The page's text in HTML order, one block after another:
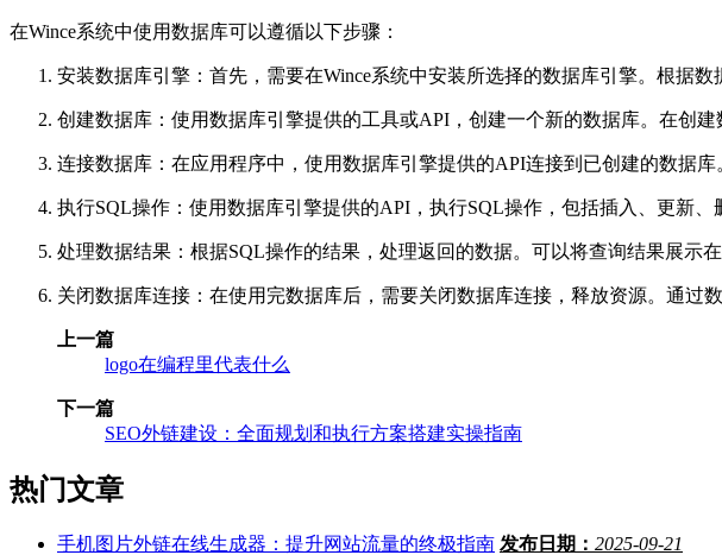
在Wince系统中使用数据库可以遵循以下步骤：
安装数据库引擎：首先，需要在Wince系统中安装所选择的数据库引擎。根据数
创建数据库：使用数据库引擎提供的工具或API，创建一个新的数据库。在创
连接数据库：在应用程序中，使用数据库引擎提供的API连接到已创建的数据
执行SQL操作：使用数据库引擎提供的API，执行SQL操作，包括插入、更新
处理数据结果：根据SQL操作的结果，处理返回的数据。可以将查询结果展示
关闭数据库连接：在使用完数据库后，需要关闭数据库连接，释放资源。通过
上一篇
logo在编程里代表什么
下一篇
SEO外链建设：全面规划和执行方案搭建实操指南
热门文章
手机图片外链在线生成器：提升网站流量的终极指南 发布日期： 2025-09-21